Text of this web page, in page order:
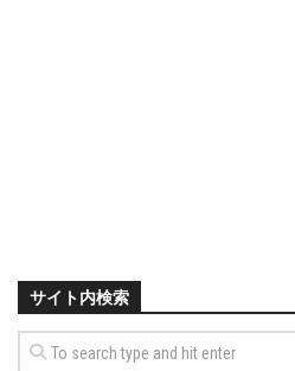
サイト内検索